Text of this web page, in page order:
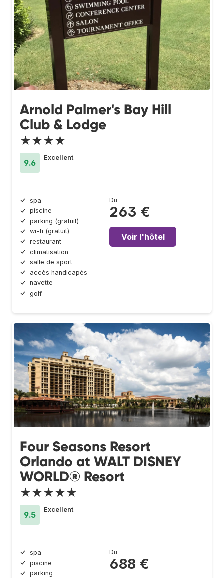
Arnold Palmer's Bay Hill
Club & Lodge
★★★★
9.6
Excellent
spa
piscine
parking (gratuit)
wi-fi (gratuit)
restaurant
climatisation
salle de sport
accès handicapés
navette
golf
Du
263 €
Voir l'hôtel
Four Seasons Resort
Orlando at WALT DISNEY
WORLD® Resort
★★★★★
9.5
Excellent
spa
piscine
parking
Du
688 €